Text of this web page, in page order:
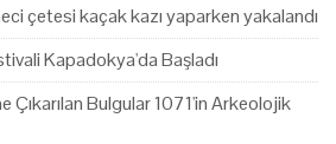
çetesi kaçak kazı yaparken yakalandı
Kapadokya'da Başladı
Çıkarılan Bulgular 1071'in Arkeolojik